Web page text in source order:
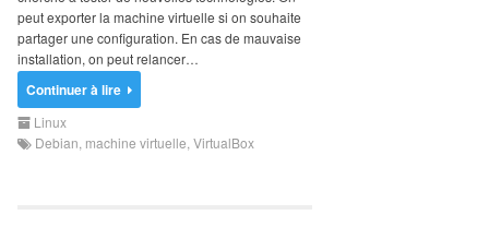
peut exporter la machine virtuelle si on souhaite
partager une configuration. En cas de mauvaise
installation, on peut relancer…
Continuer à lire
Linux
Debian machine virtuelle VirtualBox